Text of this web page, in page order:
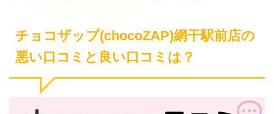
チョコザップ(chocoZAP)網干駅前店の
悪い口コミと良い口コミは？